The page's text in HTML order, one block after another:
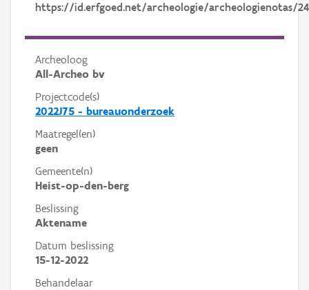
https://id.erfgoed.net/archeologie/archeologienotas/
Archeoloog
All-Archeo bv
Projectcode(s)
2022J75 - bureauonderzoek
Maatregel(en)
geen
Gemeente(n)
Heist-op-den-berg
Beslissing
Aktename
Datum beslissing
15-12-2022
Behandelaar